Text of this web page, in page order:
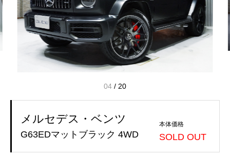
04 / 20
メルセデス・ベンツ
G63EDマットブラック 4WD
本体価格
SOLD OUT